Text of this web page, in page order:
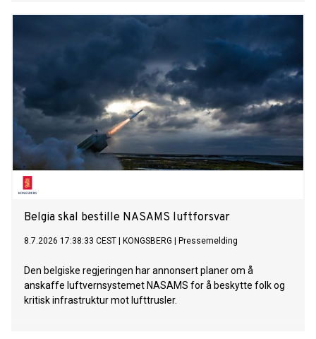
Belgia skal bestille NASAMS luftforsvar
8.7.2026 17:38:33 CEST KONGSBERG Pressemelding
Den belgiske regjeringen har annonsert planer om å
anskaffe luftvernsystemet NASAMS for å beskytte folk og
kritisk infrastruktur mot lufttrusler.